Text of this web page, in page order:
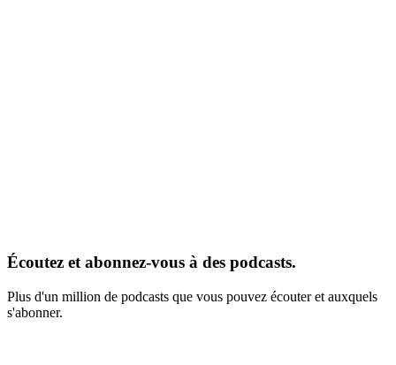
Écoutez et abonnez-vous à des podcasts.
Plus d'un million de podcasts que vous pouvez écouter et auxquels
s'abonner.